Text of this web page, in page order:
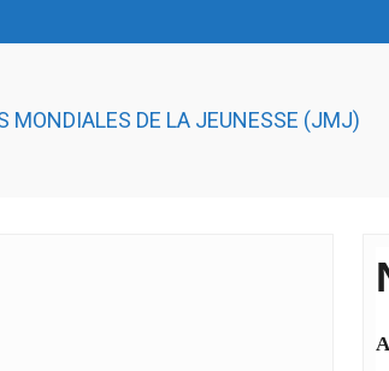
MONDIALES DE LA JEUNESSE (JMJ)